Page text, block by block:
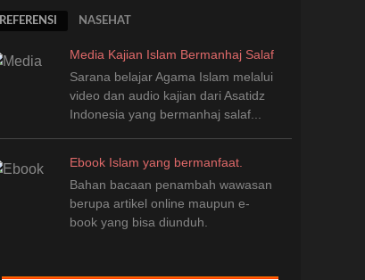
REFERENSI NASEHAT
Media Kajian Islam Bermanhaj Salaf
Sarana belajar Agama Islam melalui
video dan audio kajian dari Asatidz
Indonesia yang bermanhaj salaf...
Ebook Islam yang bermanfaat.
Bahan bacaan penambah wawasan
berupa artikel online maupun e-
book yang bisa diunduh.